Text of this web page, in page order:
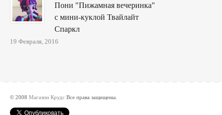
Пони "Пижамная вечеринка"
с мини-куклой Твайлайт
Спаркл
19 Февраля, 2016
© 2008 Магазин Крудс Все права защищены.